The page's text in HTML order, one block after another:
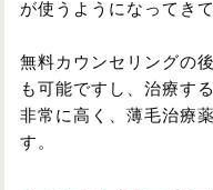
が使うようになってき
無料カウンセリングの
も可能ですし、治療す
非常に高く、薄毛治療
す。